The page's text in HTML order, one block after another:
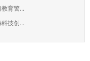
育警...
技创...